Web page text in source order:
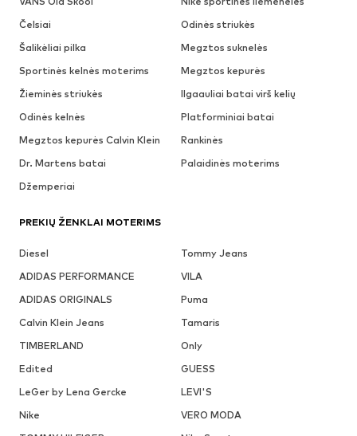
Čelsiai
Odinės striukės
Šalikėliai pilka
Megztos suknelės
Sportinės kelnės moterims
Megztos kepurės
Žieminės striukės
Ilgaauliai batai virš kelių
Odinės kelnės
Platforminiai batai
Megztos kepurės Calvin Klein
Rankinės
Dr. Martens batai
Palaidinės moterims
Džemperiai
PREKIŲ ŽENKLAI MOTERIMS
Diesel
Tommy Jeans
ADIDAS PERFORMANCE
VILA
ADIDAS ORIGINALS
Puma
Calvin Klein Jeans
Tamaris
TIMBERLAND
Only
Edited
GUESS
LeGer by Lena Gercke
LEVI'S
Nike
VERO MODA